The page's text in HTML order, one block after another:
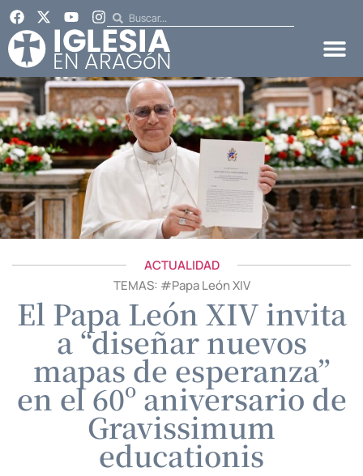
ACTUALIDAD
TEMAS: #Papa León XIV
El Papa León XIV invita
a “diseñar nuevos
mapas de esperanza”
en el 60º aniversario de
Gravissimum
educationis